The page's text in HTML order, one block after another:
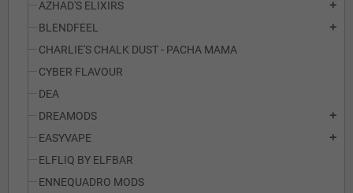
AZHAD'S ELIXIRS
add
BLENDFEEL add
CHARLIE'S CHALK DUST - PACHA MAMA
CYBER FLAVOUR
DEA
DREAMODS
add
EASYVAPE add
ELFLIQ BY ELFBAR
ENNEQUADRO MODS